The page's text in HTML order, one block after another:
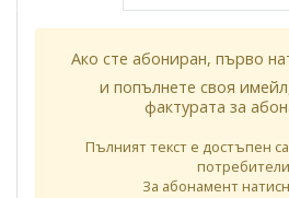
Ако сте абониран, първо
и попълнете своя
фактурата за
Пълният текст е достъпен
За абонамент